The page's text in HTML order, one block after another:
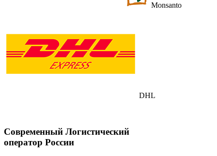
Monsanto
DHL
Современный Логистический
оператор России